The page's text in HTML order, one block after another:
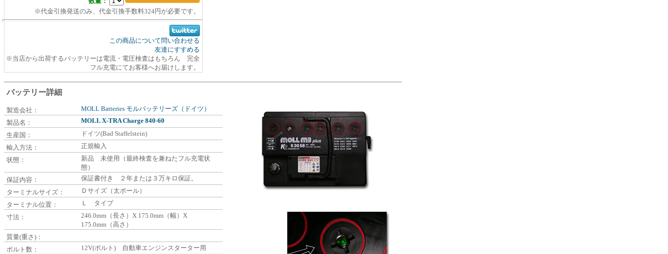
※代金引換発送のみ、代金引換手数料324円が必要です。
この商品について問い合わせる
友達にすすめる
※当店から出荷するバッテリーは電流・電圧検査はもちろん 完全
フル充電にてお客様へお届けします。
バッテリー詳細
製造会社：
MOLL Batteries モルバッテリーズ（ドイツ）
製品名：
MOLL X-TRA Charge 840-60
生産国：
ドイツ(Bad Staffelstein)
輸入方法：
正規輸入
状態：
新品 未使用（最終検査を兼ねたフル充電状
態）
保証内容：
保証書付き ２年または３万キロ保証。
ターミナルサイズ：
Ｄサイズ（太ポール）
ターミナル位置：
Ｌ タイプ
寸法：
246.0mm（長さ）X 175.0mm（幅）X
175.0mm（高さ）
質量(重さ)：
ボルト数：
12V(ボルト) 自動車エンジンスターター用